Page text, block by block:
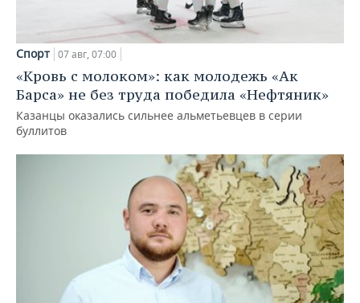
Спорт 07 авг, 07:00
«Кровь с молоком»: как молодежь «Ак
Барса» не без труда победила «Нефтяник»
Казанцы оказались сильнее альметьевцев в серии
буллитов